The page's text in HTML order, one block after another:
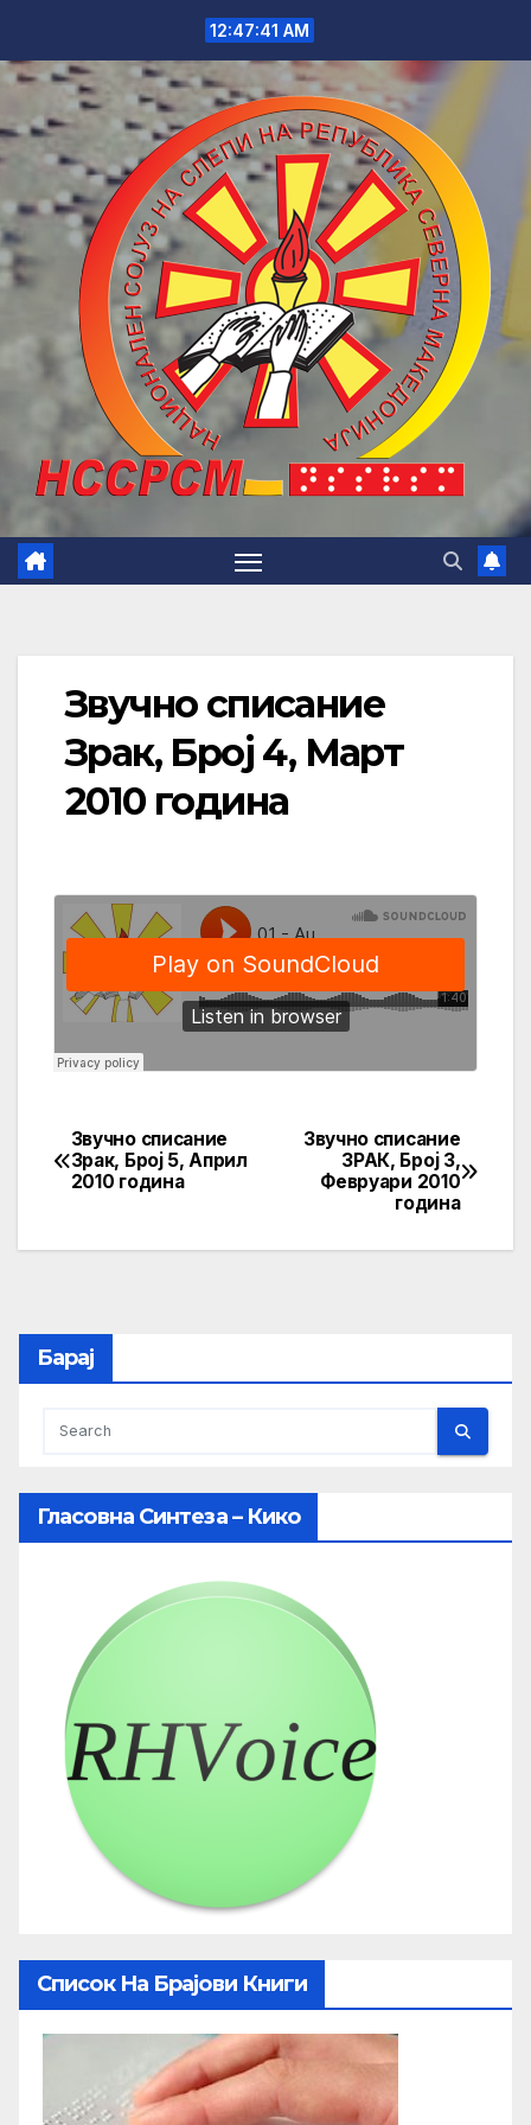
content
12:47:42 AM
Звучно списание
Зрак, Број 4, Март
2010 година
Post
navigation
Звучно списание
ЗРАК, Број 3,
Февруари 2010
година
Звучно списание
Зрак, Број 5, Април
2010 година
Барај
Гласовна Синтеза – Кико
Список На Брајови Книги